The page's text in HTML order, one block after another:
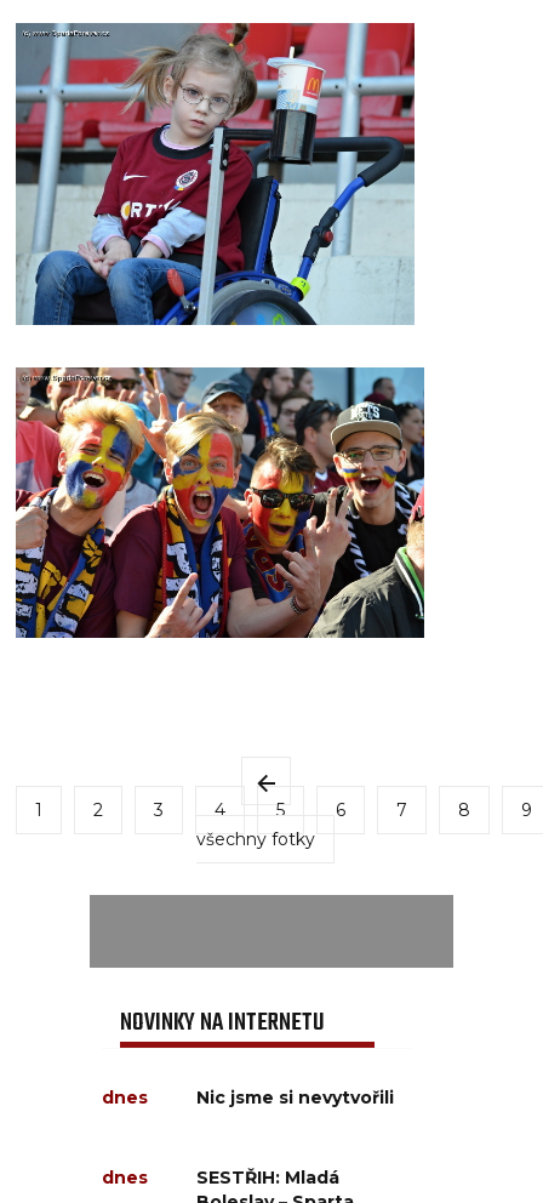
1 2 3 4 5 6 7 8
9
všechny fotky
NOVINKY NA INTERNETU
dnes Nic jsme si nevytvořili
dnes
SESTŘIH: Mladá